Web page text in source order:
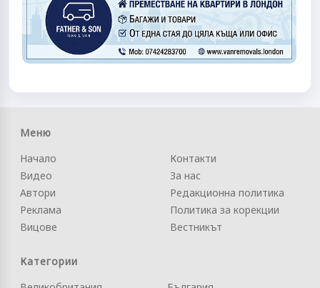
Меню
Начало
Видео
Автори
Реклама
Вицове
Контакти
За нас
Редакционна политика
Политика за корекции
Вестникът
Категории